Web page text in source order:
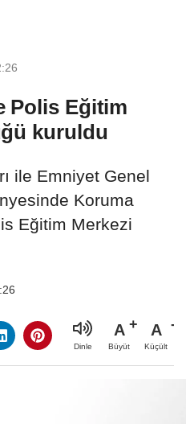
Polis Eğitim
kuruldu
ile Emniyet Genel
Koruma
Eğitim Merkezi
Dinle
A
Büyüt
A
Küçült